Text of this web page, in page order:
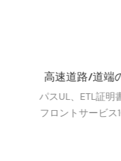
外部の建物の壁
デジタル LED 広
ミックで目を引く